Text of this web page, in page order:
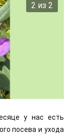
2 из 2
у нас есть
посева и ухода